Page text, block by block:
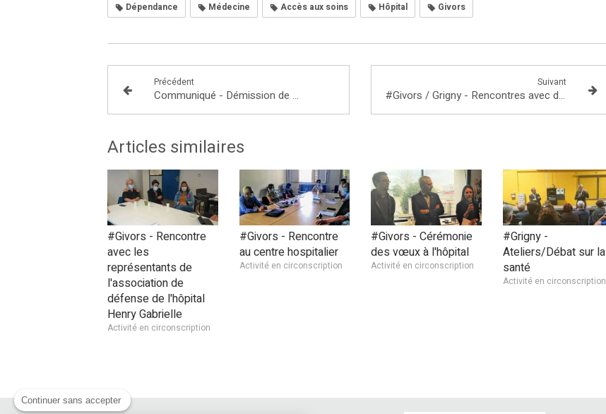
Dépendance Médecine Accès aux soins Hôpital Givors
Précédent
Communiqué - Démission de Nicolas Hulot
Suivant
#Givors / Grigny - Rencontres avec des acteurs socio-économiques du territoire
Articles similaires
#Givors - Rencontre
avec les
représentants de
l'association de
défense de l'hôpital
Henry Gabrielle
Activité en circonscription
#Givors - Rencontre
au centre hospitalier
Activité en circonscription
#Givors - Cérémonie
des vœux à l'hôpital
Activité en circonscription
#Grigny -
Ateliers/Débat sur la
santé
Activité en circonscription
Continuer sans accepter